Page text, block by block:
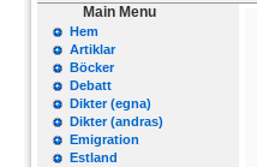
Main Menu
Hem
Artiklar
Böcker
Debatt
Dikter (egna)
Dikter (andras)
Emigration
Estland